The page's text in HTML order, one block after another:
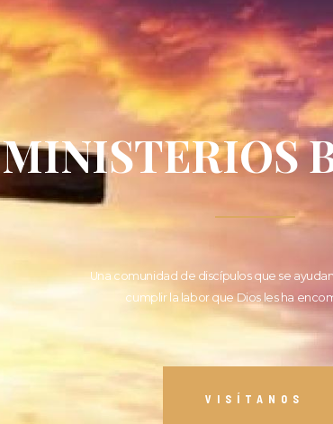
MINISTERIOS
Una comunidad de discípulos que se
cumplir la labor que Dios les ha
VISÍTANOS